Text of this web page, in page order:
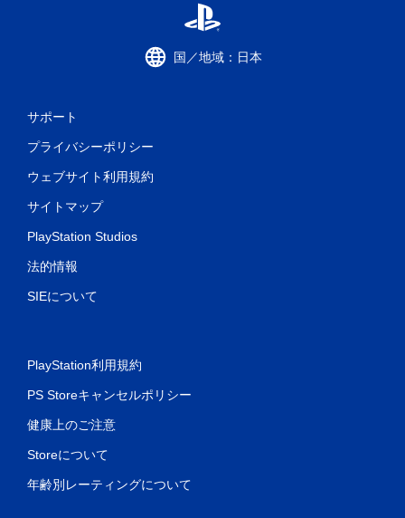
国／地域：日本
サポート
プライバシーポリシー
ウェブサイト利用規約
サイトマップ
PlayStation Studios
法的情報
SIEについて
PlayStation利用規約
PS Storeキャンセルポリシー
健康上のご注意
Storeについて
年齢別レーティングについて